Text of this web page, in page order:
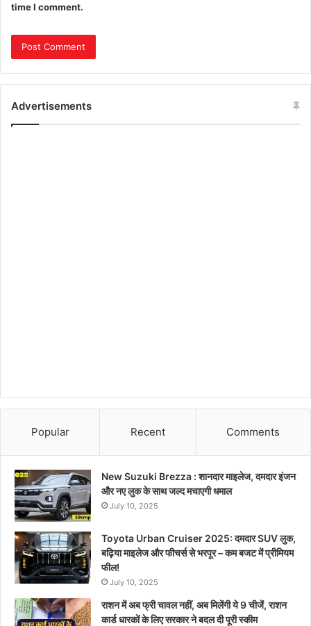
time I comment.
Advertisements
Popular Recent Comments
New Suzuki Brezza : शानदार माइलेज, दमदार इंजन
और नए लुक के साथ जल्द मचाएगी धमाल
July 10, 2025
Toyota Urban Cruiser 2025: दमदार SUV लुक,
बढ़िया माइलेज और फीचर्स से भरपूर – कम बजट में प्रीमियम
फील!
July 10, 2025
राशन में अब फ्री चावल नहीं, अब मिलेंगी ये 9 चीजें, राशन
कार्ड धारकों के लिए सरकार ने बदल दी पूरी स्कीम